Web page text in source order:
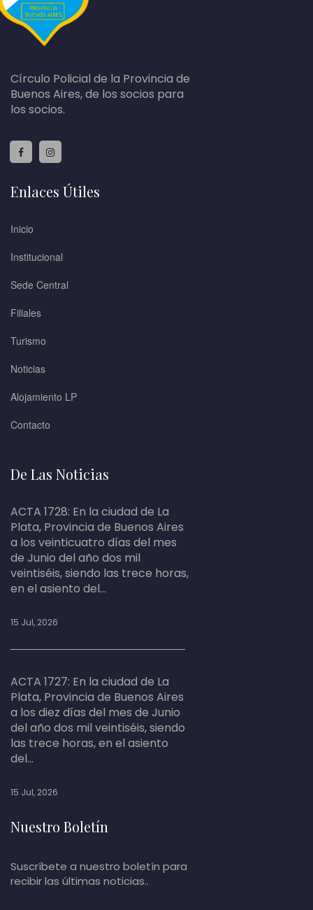
Círculo Policial de la Provincia de
Buenos Aires, de los socios para
los socios.
Enlaces Útiles
Inicio
Institucional
Sede Central
Filiales
Turismo
Noticias
Alojamiento LP
Contacto
De Las Noticias
ACTA 1728: En la ciudad de La
Plata, Provincia de Buenos Aires
a los veinticuatro días del mes
de Junio del año dos mil
veintiséis, siendo las trece horas,
en el asiento del...
15 Jul, 2026
ACTA 1727: En la ciudad de La
Plata, Provincia de Buenos Aires
a los diez días del mes de Junio
del año dos mil veintiséis, siendo
las trece horas, en el asiento
del...
15 Jul, 2026
Nuestro Boletín
Suscríbete a nuestro boletín para
recibir las últimas noticias..